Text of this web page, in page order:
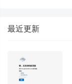
最近更新